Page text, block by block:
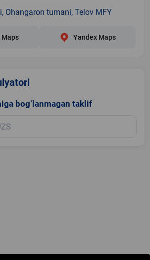
Ohangaron tumani, Telov MFY
Maps Yandex Maps
bog‘lanmagan taklif